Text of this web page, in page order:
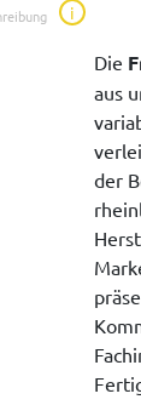
i
Die
aus
der